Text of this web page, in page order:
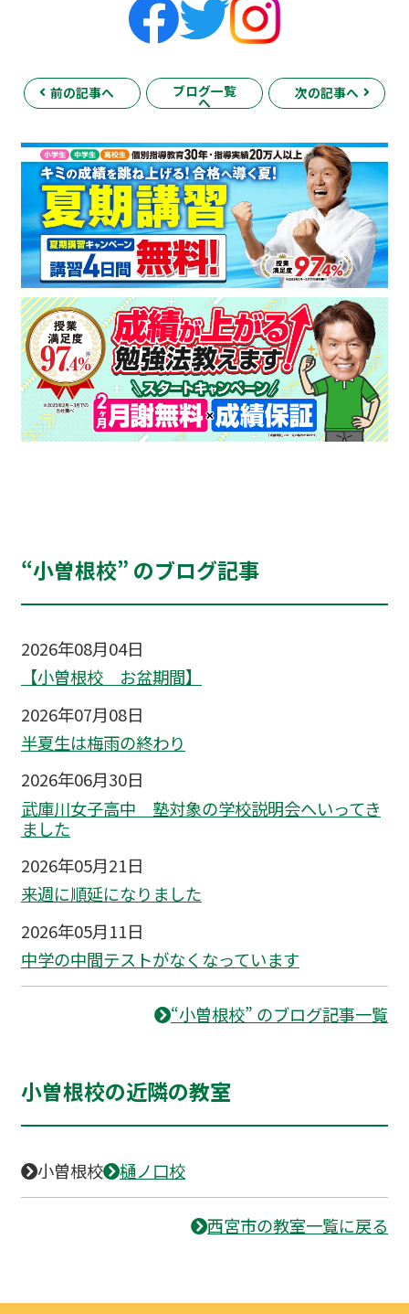
前の記事へ ブログ一覧
へ
次の記事へ
“小曽根校” のブログ記事
2026年08月04日
【小曽根校 お盆期間】
2026年07月08日
半夏生は梅雨の終わり
2026年06月30日
武庫川女子高中 塾対象の学校説明会へいってき
ました
2026年05月21日
来週に順延になりました
2026年05月11日
中学の中間テストがなくなっています
“小曽根校” のブログ記事一覧
小曽根校の近隣の教室
小曽根校 樋ノ口校
西宮市の教室一覧に戻る